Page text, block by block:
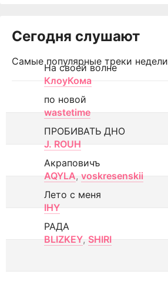
Сегодня слушают
Самые популярные треки недели
На своей волне
КлоуКома
по новой
wastetime
ПРОБИВАТЬ ДНО
J. ROUH
Акраповичъ
AQYLA, voskresenskii
Лето с меня
IHY
РАДА
BLIZKEY, SHIRI